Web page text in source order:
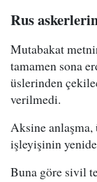
Rus
Mutabakat
tamamen sona
üslerinden
verilmedi.
Aksine anlaşma,
işleyişinin
Buna göre sivil